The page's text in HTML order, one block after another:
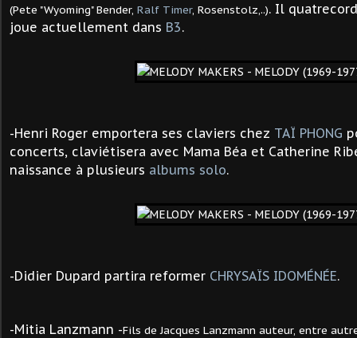
(Pete "Wyoming" Bender, Ralf Timer, Rosenstolz,..). Il
joue actuellement dans B3.
-Henri Roger emportera ses claviers chez TAÏ PHONG
concerts, claviétisera avec Mama Béa et Catherine
naissance à plusieurs albums solo.
-Didier Dupard partira reformer CHRYSAÏS IDOMÉNÉE.
-Mitia Lanzmann -Fils de Jacques Lanzmann auteur, entre